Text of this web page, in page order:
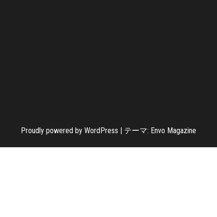
Proudly powered by WordPress テーマ: Envo Magazine